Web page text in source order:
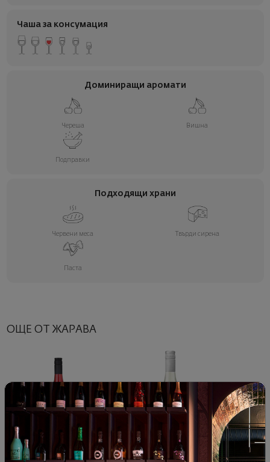
Чаша за консумация
Доминиращи аромати
Череша Вишна
Подправки
Подходящи храни
Червени меса Твърди сирена
Паста
ОЩЕ ОТ ЖАРАВА